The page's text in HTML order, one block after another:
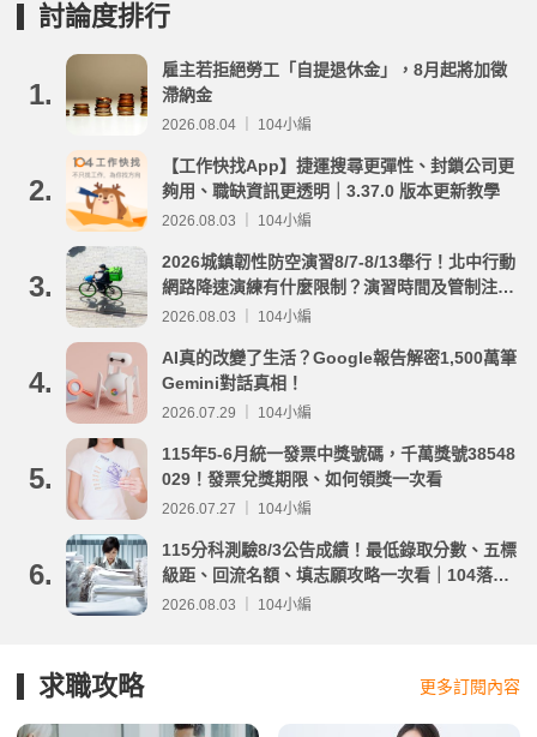
討論度排行
1.
雇主若拒絕勞工「自提退休金」，8月起將加徵
滯納金
2026.08.04 ｜ 104小編
2.
【工作快找App】捷運搜尋更彈性、封鎖公司更
夠用、職缺資訊更透明｜3.37.0 版本更新教學
2026.08.03 ｜ 104小編
3.
2026城鎮韌性防空演習8/7-8/13舉行！北中行動
網路降速演練有什麼限制？演習時間及管制注意
事項整理
2026.08.03 ｜ 104小編
4.
AI真的改變了生活？Google報告解密1,500萬筆
Gemini對話真相！
2026.07.29 ｜ 104小編
5.
115年5-6月統一發票中獎號碼，千萬獎號38548
029！發票兌獎期限、如何領獎一次看
2026.07.27 ｜ 104小編
6.
115分科測驗8/3公告成績！最低錄取分數、五標
級距、回流名額、填志願攻略一次看｜104落點
分析
2026.08.03 ｜ 104小編
求職攻略 更多訂閱內容